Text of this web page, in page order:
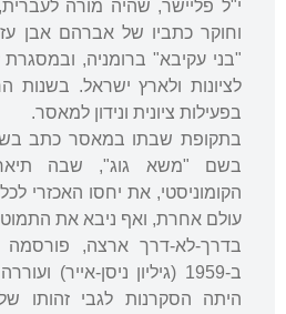
י"ל פליישר, שהיה מורה
וחוקר כתביו של אברהם אבן
"בני עקיבא" ברומניה,
לציונות ולארץ ישראל. בשנות
בפעילות ציונית ונידון למאסר.
בתקופת שבתו במאסר כתב
בשם "משא גוג", שבה
הקומוניסטי, את יחסו האכזרי
עולם אחרת, ואף ניבא את
בדרך-לא-דרך ארצה, פורסמה
ב-1959 (גיליון ניסן-אייר)
היתה הסקרנות לגבי זהותו